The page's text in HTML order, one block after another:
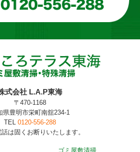
式会社 L.A.P東海
〒470-1168
県豊明市栄町南舘234-1
TEL 0120-556-288
は固くお断りいたします。
ゴミ屋敷清掃